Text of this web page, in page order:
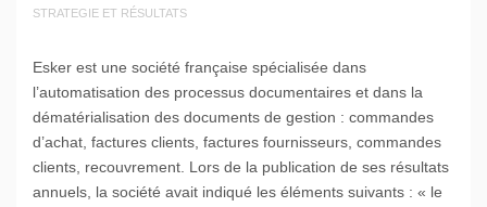
STRATEGIE ET RÉSULTATS
Esker est une société française spécialisée dans
l’automatisation des processus documentaires et dans la
dématérialisation des documents de gestion : commandes
d’achat, factures clients, factures fournisseurs, commandes
clients, recouvrement. Lors de la publication de ses résultats
annuels, la société avait indiqué les éléments suivants : « le